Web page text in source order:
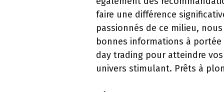
faire une différence
passionnés de ce milieu,
bonnes informations à
day trading pour atteindre
univers stimulant. Prêts à